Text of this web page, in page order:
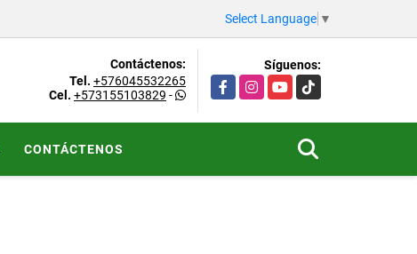
Select Language ▼
Contáctenos:
Tel. +576045532265
Cel. +573155103829 -
Síguenos:
FacebookInstagramYouTubeTikTok
CONTÁCTENOS